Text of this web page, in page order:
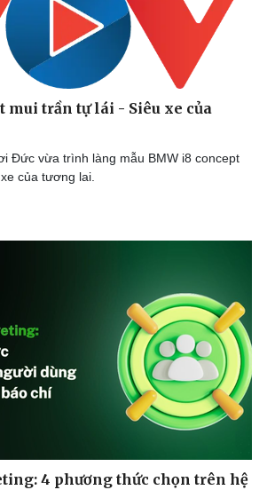
mui trần tự lái - Siêu xe của
Đức vừa trình làng mẫu BMW i8 concept
của tương lai.
4 phương thức chọn trên hệ